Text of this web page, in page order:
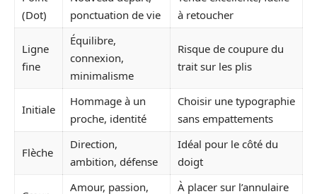
(Dot)
ponctuation de vie
à retoucher
Ligne
fine
Équilibre,
connexion,
minimalisme
Risque de coupure du
trait sur les plis
Initiale
Hommage à un
proche, identité
Choisir une typographie
sans empattements
Flèche
Direction,
ambition, défense
Idéal pour le côté du
doigt
Amour, passion,
À placer sur l’annulaire